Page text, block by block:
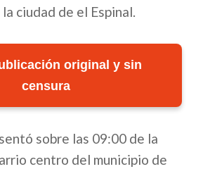
ciudad de el Espinal.
original y sin
censura
sobre las 09:00 de la
centro del municipio de